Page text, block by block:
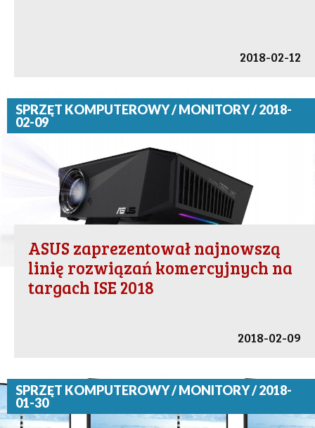
2018-02-12
SPRZĘT KOMPUTEROWY / MONITORY / 2018-
02-09
ASUS zaprezentował najnowszą
linię rozwiązań komercyjnych na
targach ISE 2018
2018-02-09
SPRZĘT KOMPUTEROWY / MONITORY / 2018-
01-30